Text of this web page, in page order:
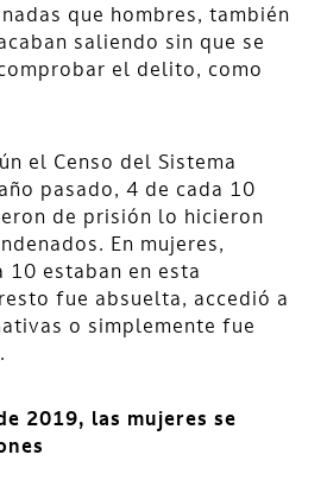
que hombres, también
saliendo sin que se
el delito, como
el Censo del Sistema
pasado, 4 de cada 10
de prisión lo hicieron
En mujeres,
10 estaban en esta
fue absuelta, accedió a
o simplemente fue
2019, las mujeres se